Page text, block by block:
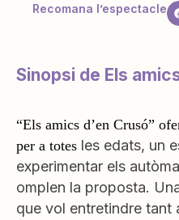
Recomana l’espectacle
Sinopsi de Els
“Els amics d’en Crusó”
per a totes les edats, un
experimentar els
omplen la proposta.
que vol entretindre tant